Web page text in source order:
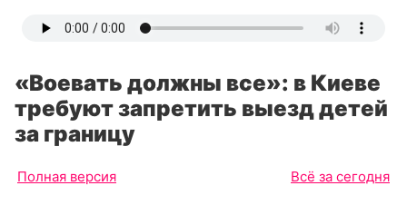
«Воевать должны все»: в Киеве
требуют запретить выезд детей
за границу
Полная версия Всё за сегодня